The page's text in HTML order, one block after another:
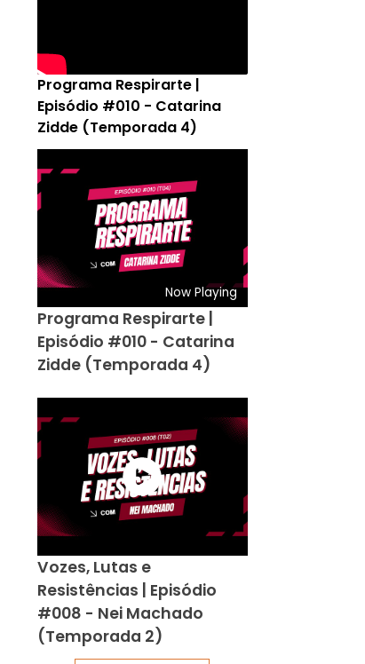
Programa Respirarte |
Episódio #010 - Catarina
Zidde (Temporada 4)
Now Playing
Programa Respirarte |
Episódio #010 - Catarina
Zidde (Temporada 4)
Vozes, Lutas e
Resistências | Episódio
#008 - Nei Machado
(Temporada 2)